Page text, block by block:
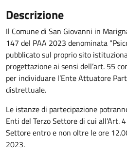
Descrizione
Il Comune di San Giovanni in
147 del PAA 2023 denominata
pubblicato sul proprio sito
progettazione ai sensi dell’art. 55
per individuare l’Ente Attuatore
distrettuale.
Le istanze di partecipazione
Enti del Terzo Settore di cui all’Art.
Settore entro e non oltre le ore
2023.